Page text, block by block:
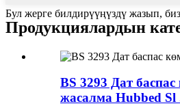
Бул жерге билдирүүңүздү жазып,
Продукциялардын
BS 3293 Дат
жасалма Hubbed Sl